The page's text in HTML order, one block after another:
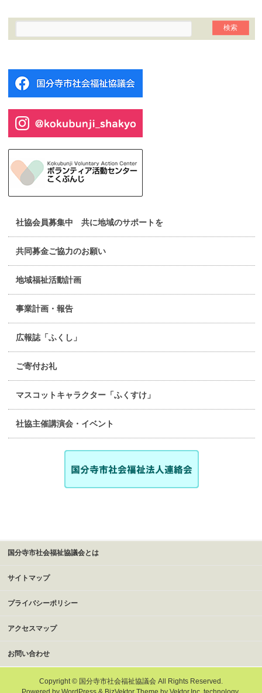
社協会員募集中 共に地域のサポートを
共同募金ご協力のお願い
地域福祉活動計画
事業計画・報告
広報誌「ふくし」
ご寄付お礼
マスコットキャラクター「ふくすけ」
社協主催講演会・イベント
国分寺市社会福祉協議会とは
サイトマップ
プライバシーポリシー
アクセスマップ
お問い合わせ
Copyright © 国分寺市社会福祉協議会All Rights Reserved.